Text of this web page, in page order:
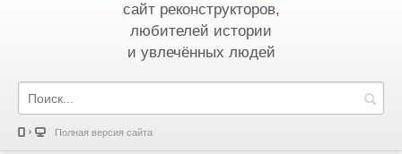
сайт реконструкторов,
любителей истории
и увлечённых людей
Полная версия сайта